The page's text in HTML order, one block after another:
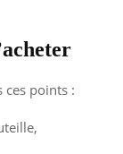
points :